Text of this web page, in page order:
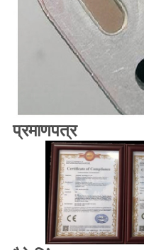
प्रमाणपत्र